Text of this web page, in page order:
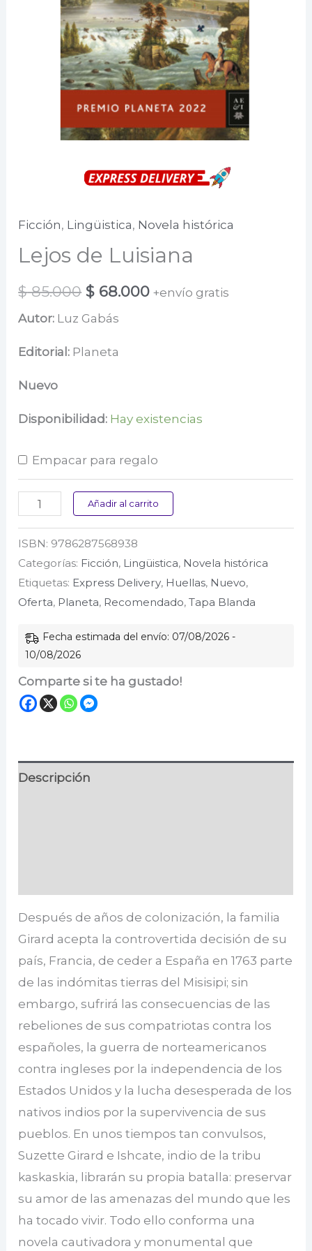
Ficción, Lingüistica, Novela histórica
Lejos de Luisiana
$85.000 El
precio
original
$ 68.000El
+envío gratis
Autor: Luz Gabás
Editorial: Planeta
Nuevo
Disponibilidad: Hay existencias
Empacar para regalo
Lejos
Luisiana
cantidad
Añadir al carrito
ISBN: 9786287568938
Categorías: Ficción, Lingüistica, Novela histórica
Etiquetas: Express Delivery, Huellas, Nuevo,
Oferta, Planeta, Recomendado,Tapa Blanda
Fecha estimada del envío: 07/08/2026 -
10/08/2026
Comparte si te ha gustado!
Descripción
Después de años de colonización, la familia
Girard acepta la controvertida decisión de su
país, Francia, de ceder a España en 1763 parte
de las indómitas tierras del Misisipi; sin
embargo, sufrirá las consecuencias de las
rebeliones de sus compatriotas contra los
españoles, la guerra de norteamericanos
contra ingleses por la independencia de los
Estados Unidos y la lucha desesperada de los
nativos indios por la supervivencia de sus
pueblos. En unos tiempos tan convulsos,
Suzette Girard e Ishcate, indio de la tribu
kaskaskia, librarán su propia batalla: preservar
su amor de las amenazas del mundo que les
ha tocado vivir. Todo ello conforma una
novela cautivadora y monumental que